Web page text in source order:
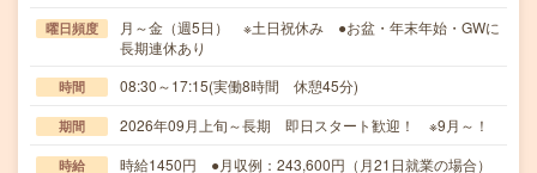
曜日頻度
月～金（週5日） ※土日祝休み ●お盆・年末年始・GWに
長期連休あり
時間 08:30～17:15(実働8時間 休憩45分)
期間 2026年09月上旬～長期 即日スタート歓迎！ ※9月～！
時給
時給1450円 ●月収例：243,600円（月21日就業の場合）